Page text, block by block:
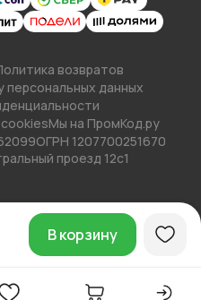
В корзину
возвратов
персональных данных
Мы на ПромКод.ру
ОГРН 1207700251670
проезд 12с1